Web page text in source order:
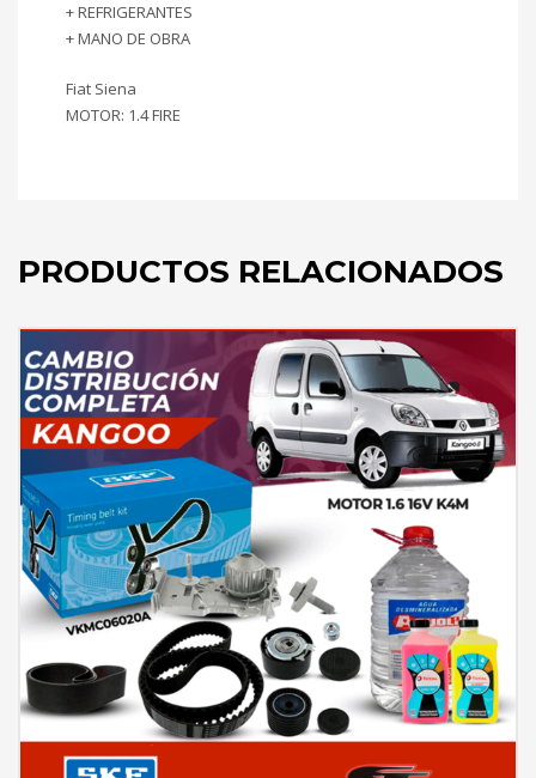
+ REFRIGERANTES
+ MANO DE OBRA
Fiat Siena
MOTOR: 1.4 FIRE
PRODUCTOS RELACIONADOS